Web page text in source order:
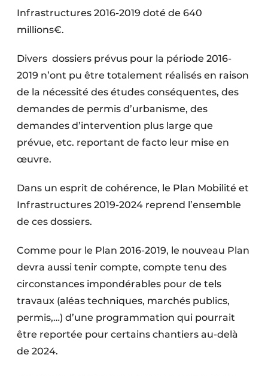
Infrastructures 2016-2019 doté de 640
millions€.
Divers dossiers prévus pour la période 2016-
2019 n’ont pu être totalement réalisés en raison
de la nécessité des études conséquentes, des
demandes de permis d’urbanisme, des
demandes d’intervention plus large que
prévue, etc. reportant de facto leur mise en
œuvre.
Dans un esprit de cohérence, le Plan Mobilité et
Infrastructures 2019-2024 reprend l’ensemble
de ces dossiers.
Comme pour le Plan 2016-2019, le nouveau Plan
devra aussi tenir compte, compte tenu des
circonstances impondérables pour de tels
travaux (aléas techniques, marchés publics,
permis,…) d’une programmation qui pourrait
être reportée pour certains chantiers au-delà
de 2024.